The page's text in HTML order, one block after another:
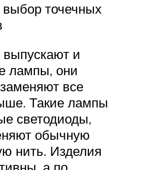
выбор точечных
и
лампы, они
все
Такие лампы
светодиоды,
обычную
нить. Изделия